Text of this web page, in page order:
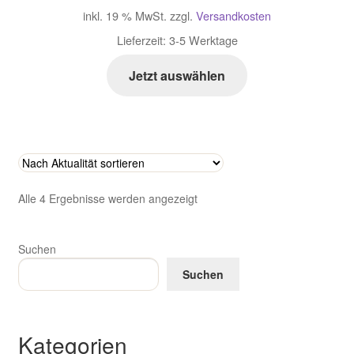
inkl. 19 % MwSt. zzgl. Versandkosten
Lieferzeit: 3-5 Werktage
Jetzt auswählen
Alle 4 Ergebnisse werden angezeigtNach
Suchen
Suchen
Kategorien